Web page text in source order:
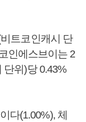
트코인캐시 단
인에스브이는 2
단위)당 0.43%
다(1.00%), 체